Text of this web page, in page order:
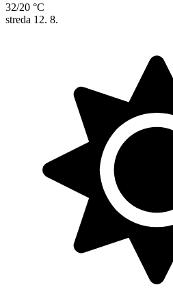
32/20 °C
streda 12. 8.